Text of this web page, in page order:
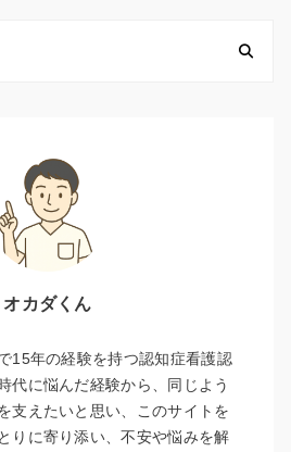
オカダくん
15年の経験を持つ認知症看護認
代に悩んだ経験から、同じよう
支えたいと思い、このサイトを
りに寄り添い、不安や悩みを解